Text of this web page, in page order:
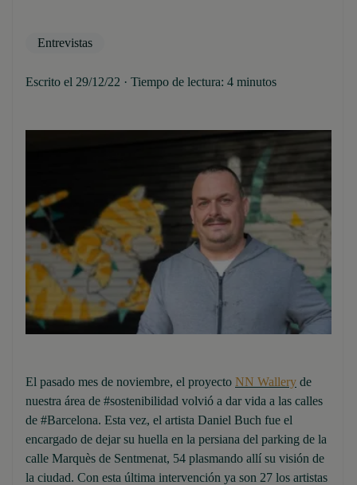
Entrevistas
Escrito el 29/12/22 · Tiempo de lectura: 4 minutos
El pasado mes de noviembre, el proyecto NN Wallery de
nuestra área de #sostenibilidad volvió a dar vida a las calles
de #Barcelona. Esta vez, el artista Daniel Buch fue el
encargado de dejar su huella en la persiana del parking de la
calle Marquès de Sentmenat, 54 plasmando allí su visión de
la ciudad. Con esta última intervención ya son 27 los artistas